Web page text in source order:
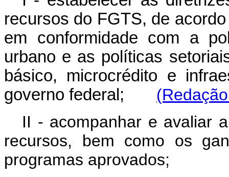
recursos do FGTS, de
em conformidade com a
urbano e as políticas
básico, microcrédito e
governo federal;
II - acompanhar e avaliar
recursos, bem como os
programas aprovados;